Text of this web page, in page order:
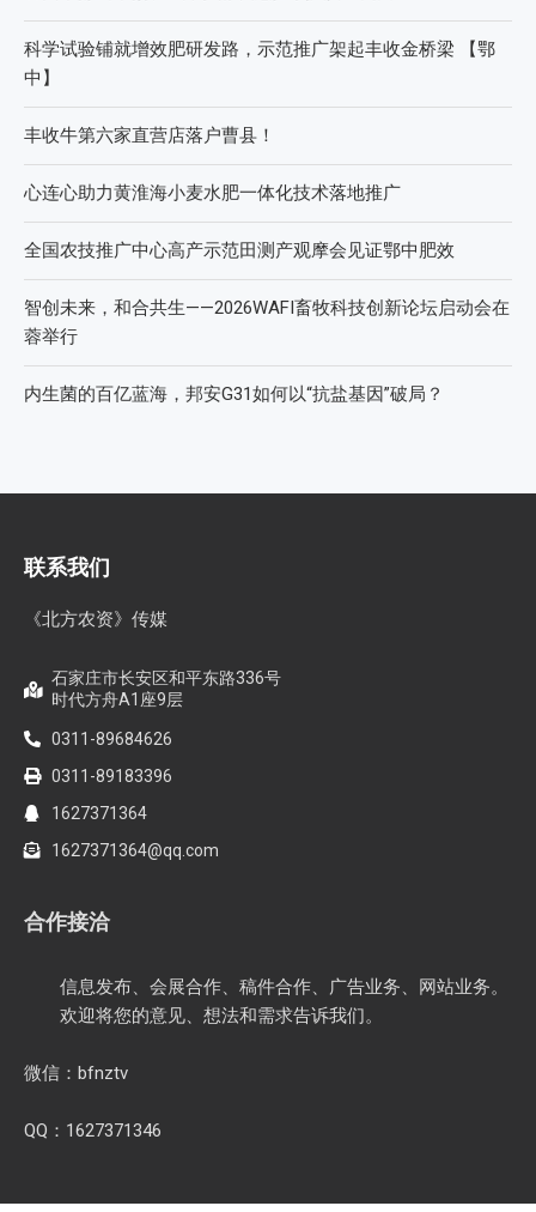
科学试验铺就增效肥研发路，示范推广架起丰收金桥梁 【鄂
中】
丰收牛第六家直营店落户曹县！
心连心助力黄淮海小麦水肥一体化技术落地推广
全国农技推广中心高产示范田测产观摩会见证鄂中肥效
智创未来，和合共生——2026WAFI畜牧科技创新论坛启动会在
蓉举行
内生菌的百亿蓝海，邦安G31如何以“抗盐基因”破局？
联系我们
《北方农资》传媒
石家庄市长安区和平东路336号
时代方舟A1座9层
0311-89684626
0311-89183396
1627371364
1627371364@qq.com
合作接洽
信息发布、会展合作、稿件合作、广告业务、网站业务。
欢迎将您的意见、想法和需求告诉我们。
微信：bfnztv
QQ：1627371346